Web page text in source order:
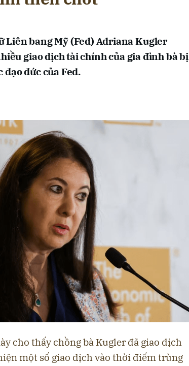
Liên bang Mỹ (Fed) Adriana Kugler
giao dịch tài chính của gia đình bà bị
đức của Fed.
cho thấy chồng bà Kugler đã giao dịch
một số giao dịch vào thời điểm trùng